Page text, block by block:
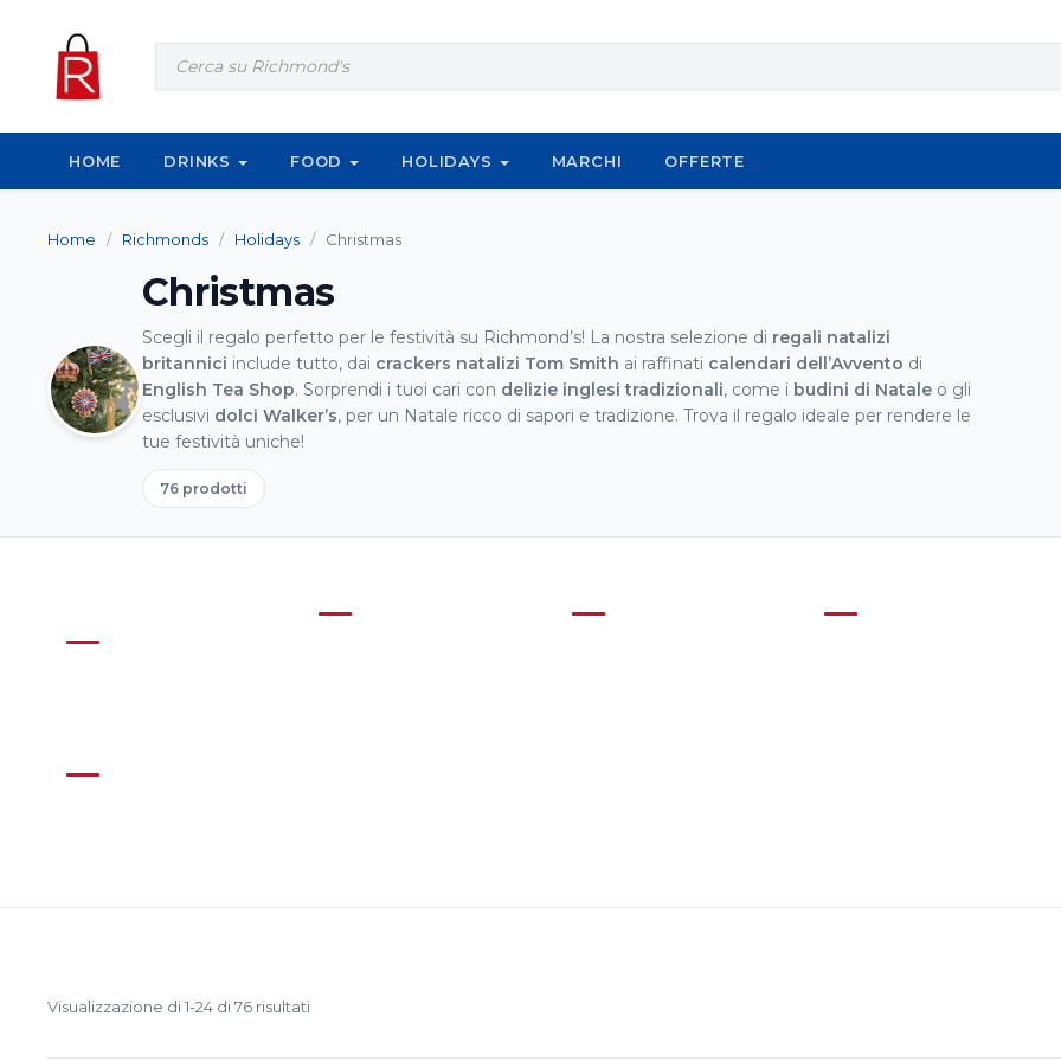
Products
search
HOME DRINKS FOOD HOLIDAYS MARCHI OFFERTE
Home / Richmonds / Holidays / Christmas
Christmas
Scegli il regalo perfetto per le festività su Richmond’s! La nostra selezione di regali natalizi
britannici include tutto, dai crackers natalizi Tom Smith ai raffinati calendari dell’Avvento di
English Tea Shop. Sorprendi i tuoi cari con delizie inglesi tradizionali, come i budini di Natale o gli
esclusivi dolci Walker’s, per un Natale ricco di sapori e tradizione. Trova il regalo ideale per rendere le
tue festività uniche!
76 prodotti
Visualizzazione di 1-24 di 76 risultati